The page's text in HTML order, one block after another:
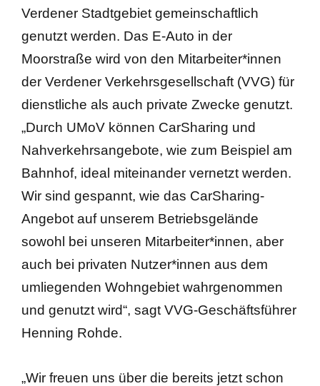
Verdener Stadtgebiet gemeinschaftlich
genutzt werden. Das E-Auto in der
Moorstraße wird von den Mitarbeiter*innen
der Verdener Verkehrsgesellschaft (VVG) für
dienstliche als auch private Zwecke genutzt.
„Durch UMoV können CarSharing und
Nahverkehrsangebote, wie zum Beispiel am
Bahnhof, ideal miteinander vernetzt werden.
Wir sind gespannt, wie das CarSharing-
Angebot auf unserem Betriebsgelände
sowohl bei unseren Mitarbeiter*innen, aber
auch bei privaten Nutzer*innen aus dem
umliegenden Wohngebiet wahrgenommen
und genutzt wird“, sagt VVG-Geschäftsführer
Henning Rohde.
„Wir freuen uns über die bereits jetzt schon